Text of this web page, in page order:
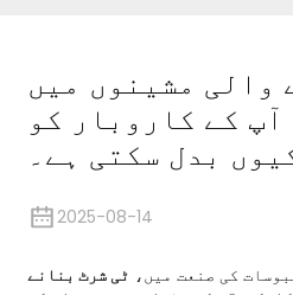
والی مشینوں میں
کے کاروبار کو
بدل سکتی ہے۔
2025-08-14
کی صنعت میں، ٹی شرٹ بنانے